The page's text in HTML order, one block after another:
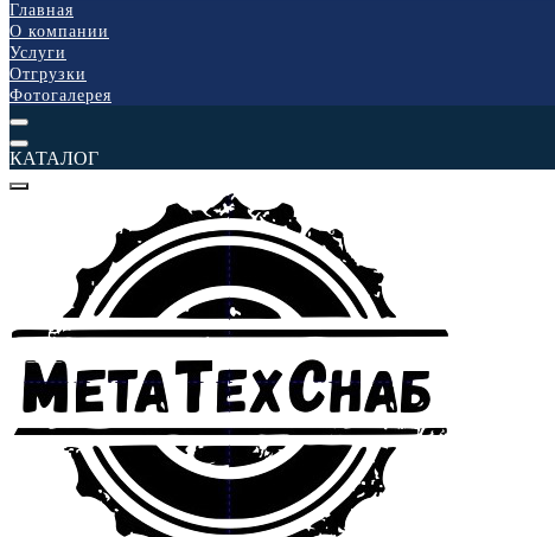
Главная
О компании
Услуги
Отгрузки
Фотогалерея
КАТАЛОГ